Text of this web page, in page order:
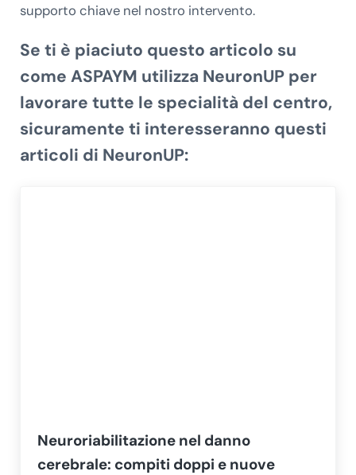
supporto chiave nel nostro intervento.
Se ti è piaciuto questo articolo su
come ASPAYM utilizza NeuronUP per
lavorare tutte le specialità del centro,
sicuramente ti interesseranno questi
articoli di NeuronUP:
Neuroriabilitazione nel danno
cerebrale: compiti doppi e nuove